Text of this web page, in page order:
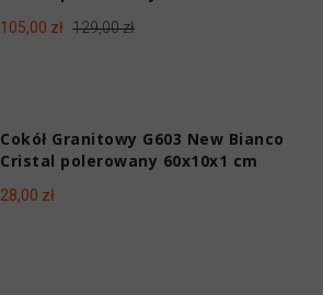
105,00 zł 129,00 zł
Cokół Granitowy G603 New Bianco
Cristal polerowany 60x10x1 cm
28,00 zł